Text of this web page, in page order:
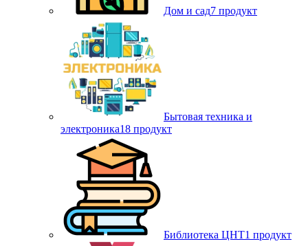
Дом и сад7 продукт
Бытовая техника и
электроника18 продукт
Библиотека ЦНТ1 продукт